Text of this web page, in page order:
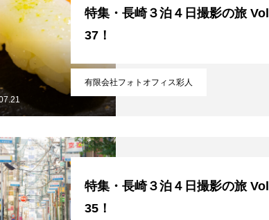
有限会社フォトオフィス彩人
特集・長崎３泊４日撮影の旅 Vol
37！
特集・長崎３泊４日撮影の旅 Vol
35！